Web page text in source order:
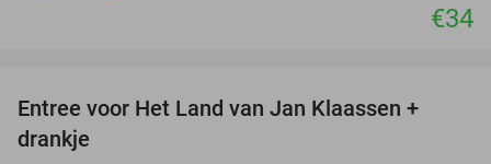
€34
Entree voor Het Land van Jan Klaassen +
drankje